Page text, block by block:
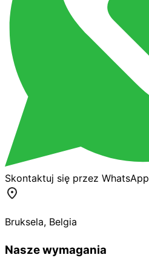
Skontaktuj się przez WhatsApp
Bruksela, Belgia
Nasze wymagania